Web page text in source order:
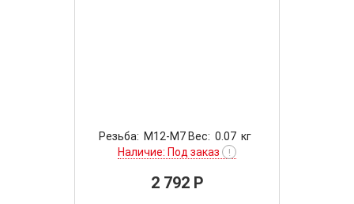
Резьба: M12-M7 Вес: 0.07 кг
Наличие: Под заказ
!
2 792 P